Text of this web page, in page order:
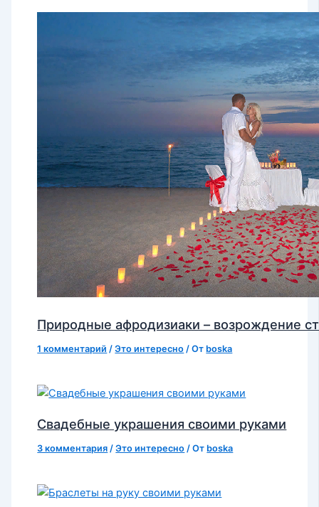
Природные афродизиаки – возрождение
1 комментарий /Это интересно / От boska
Свадебные украшения своими руками
3 комментария /Это интересно / От boska